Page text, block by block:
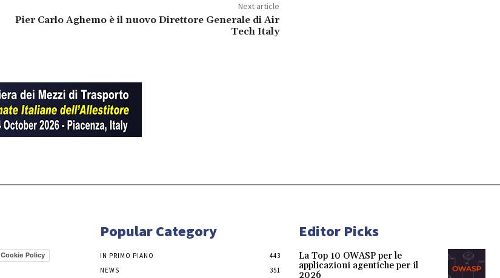
Next article
Pier Carlo Aghemo è il nuovo Direttore Generale di Air
Tech Italy
Cookie Policy
Popular Category
IN PRIMO PIANO
443
NEWS
351
Editor Picks
La Top 10 OWASP per le
applicazioni agentiche per il
2026